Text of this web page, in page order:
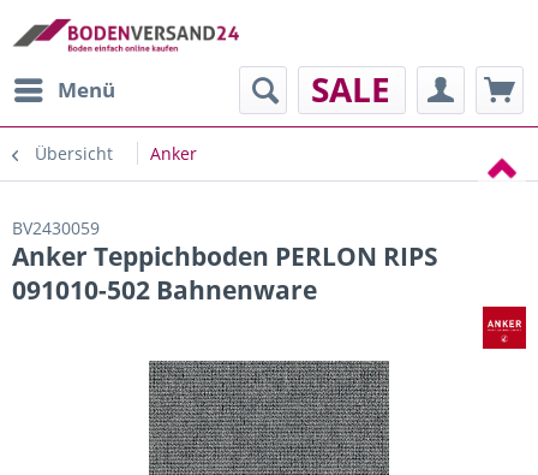
Menü SALE
Übersicht Anker
BV2430059
Anker Teppichboden PERLON RIPS
091010-502 Bahnenware